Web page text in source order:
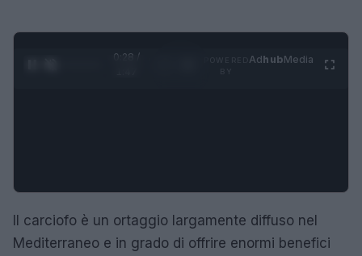
0:29 /
AdhubMedia
Il carciofo è un ortaggio largamente diffuso nel
Mediterraneo e in grado di offrire enormi benefici